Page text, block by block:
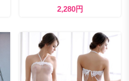
2,280円